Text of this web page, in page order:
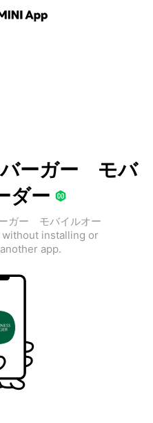
バーガー モバ
ダー
ガー モバイルオー
without installing or
app.